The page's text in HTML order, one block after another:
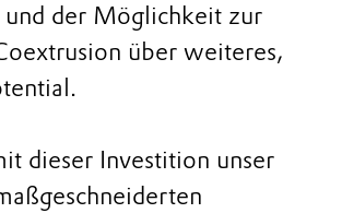
der Möglichkeit zur
über weiteres,
dieser Investition unser